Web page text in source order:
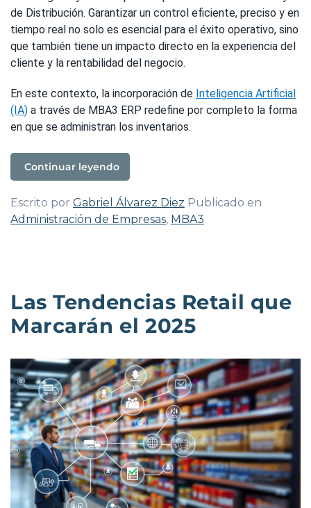
de Distribución. Garantizar un control eficiente, preciso y en
tiempo real no solo es esencial para el éxito operativo, sino
que también tiene un impacto directo en la experiencia del
cliente y la rentabilidad del negocio.
En este contexto, la incorporación de Inteligencia Artificial
(IA) a través de MBA3 ERP redefine por completo la forma
en que se administran los inventarios.
Continuar leyendo
Escrito por Gabriel Álvarez Diez Publicado en
Administración de Empresas, MBA3
Las Tendencias Retail que
Marcarán el 2025